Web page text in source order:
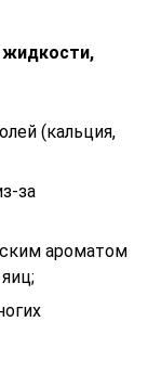
(кальция,
за
ароматом